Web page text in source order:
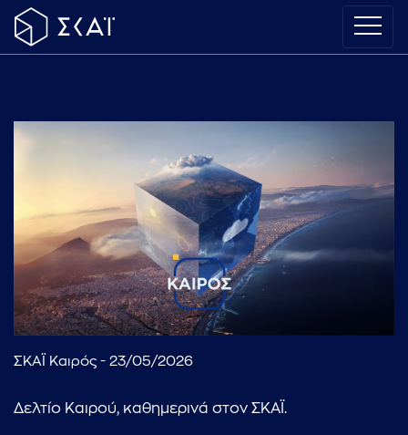
ΣΚΑΪ Καιρός - 23/05/2026
Δελτίο Καιρού, καθημερινά στον ΣΚΑΪ.